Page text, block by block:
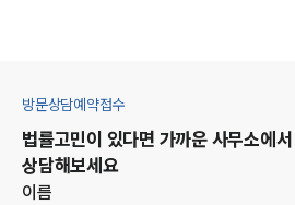
방문상담예약접수
법률고민이 있다면 가까운 사무소에서
상담해보세요
이름